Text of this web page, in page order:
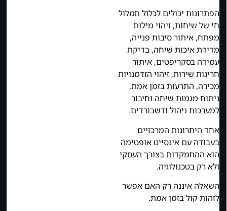
הפתרונות יכולים לכלול תמלול
חי של שיחות, זיהוי מילות
מפתח, איתור סיבות פנייה,
מדידת איכות שיחה, בדיקת
עמידה בסקריפטים, איתור
חריגות שירות, זיהוי הזדמנויות
מכירה, התרעות בזמן אמת,
ניתוח מגמות שיחה וחיבור
למערכות ניהול ודשבורדים.
אחד היתרונות המרכזיים
בעבודה עם אינסייט אופטימה
הוא ההתמקדות בצורך העסקי
ולא רק בטכנולוגיה.
השאלה איננה רק האם אפשר
לזהות קול בזמן אמת.